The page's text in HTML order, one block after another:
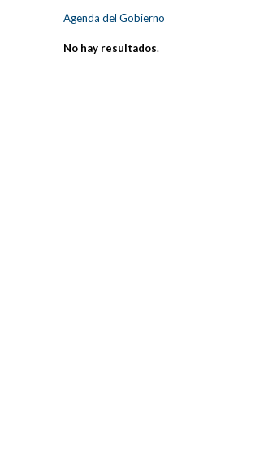
Agenda del Gobierno
No hay resultados.